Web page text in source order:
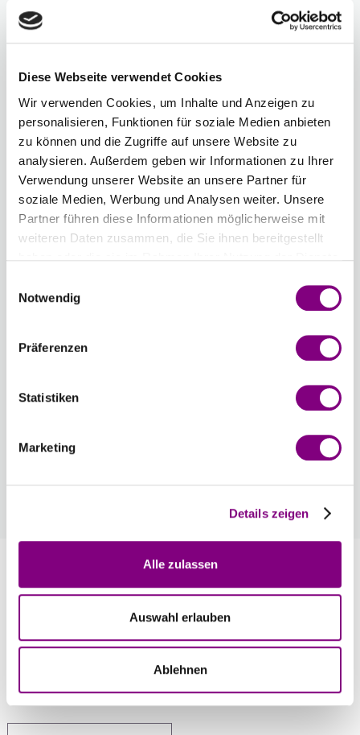
Diese Webseite verwendet Cookies
Wir verwenden Cookies, um Inhalte und Anzeigen zu
personalisieren, Funktionen für soziale Medien anbieten
zu können und die Zugriffe auf unsere Website zu
analysieren. Außerdem geben wir Informationen zu Ihrer
Verwendung unserer Website an unsere Partner für
soziale Medien, Werbung und Analysen weiter. Unsere
Partner führen diese Informationen möglicherweise mit
weiteren Daten zusammen, die Sie ihnen bereitgestellt
Notwendig
Präferenzen
Statistiken
Marketing
Details zeigen
Alle zulassen
Auswahl erlauben
Ablehnen
COLOUR
UNI
COLOUR
COLOUR
MORGENNEBEL
COLOUR
DUNKEL
UNI
COLOUR
03 - PERLENGRAU
UNI COLOUR
Chargennummer:
-
Gesamtsumme: Preis ab
Wenn Sie eine bestimmte Chargennummer wünschen,
Kasse mit nur einem Tastendruck! Sind Sie
Empfohlenes Zubehör